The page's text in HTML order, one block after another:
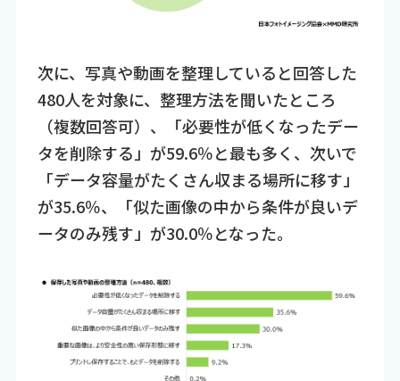
次に、写真や動画を整理していると回答した
480人を対象に、整理方法を聞いたところ
（複数回答可）、「必要性が低くなったデー
タを削除する」が59.6％と最も多く、次いで
「データ容量がたくさん収まる場所に移す」
が35.6％、「似た画像の中から条件が良いデ
ータのみ残す」が30.0％となった。